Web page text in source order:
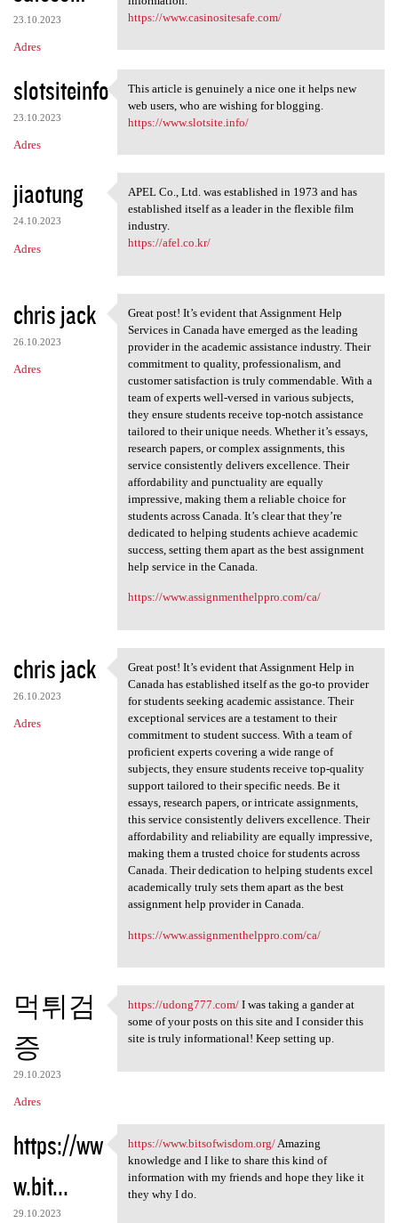
23.10.2023
Adres
https://www.casinositesafe.com/
slotsiteinfo
23.10.2023
Adres
This article is genuinely a
This article is genuinely a nice one it helps new
web users, who are wishing for blogging.
https://www.slotsite.info/
jiaotung
24.10.2023
Adres
APEL Co., Ltd. was
APEL Co., Ltd. was established in 1973 and has
established itself as a leader in the flexible film
industry.
https://afel.co.kr/
chris jack
26.10.2023
Adres
Great post! It’s evident that
Great post! It’s evident that Assignment Help
Services in Canada have emerged as the leading
provider in the academic assistance industry. Their
commitment to quality, professionalism, and
customer satisfaction is truly commendable. With a
team of experts well-versed in various subjects,
they ensure students receive top-notch assistance
tailored to their unique needs. Whether it’s essays,
research papers, or complex assignments, this
service consistently delivers excellence. Their
affordability and punctuality are equally
impressive, making them a reliable choice for
students across Canada. It’s clear that they’re
dedicated to helping students achieve academic
success, setting them apart as the best assignment
help service in the Canada.
https://www.assignmenthelppro.com/ca/
chris jack
26.10.2023
Adres
Great post! It’s evident that
Great post! It’s evident that Assignment Help in
Canada has established itself as the go-to provider
for students seeking academic assistance. Their
exceptional services are a testament to their
commitment to student success. With a team of
proficient experts covering a wide range of
subjects, they ensure students receive top-quality
support tailored to their specific needs. Be it
essays, research papers, or intricate assignments,
this service consistently delivers excellence. Their
affordability and reliability are equally impressive,
making them a trusted choice for students across
Canada. Their dedication to helping students excel
academically truly sets them apart as the best
assignment help provider in Canada.
https://www.assignmenthelppro.com/ca/
먹튀검
증
29.10.2023
Adres
https://udong777.com/ I was
https://udong777.com/I was taking a gander at
some of your posts on this site and I consider this
site is truly informational! Keep setting up.
https://ww
w.bit...
29.10.2023
https://www.bitsofwisdom.org/
https://www.bitsofwisdom.org/Amazing
knowledge and I like to share this kind of
information with my friends and hope they like it
they why I do.